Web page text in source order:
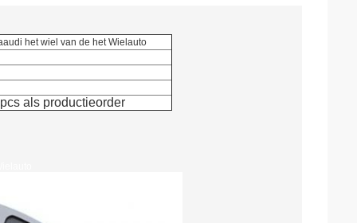
het wiel van de het Wielauto
als productieorder